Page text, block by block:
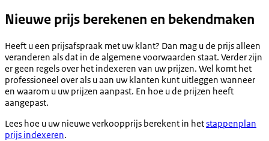
Nieuwe prijs berekenen en bekendmaken
Heeft u een prijsafspraak met uw klant? Dan mag u de prijs alleen
veranderen als dat in de algemene voorwaarden staat. Verder zijn
er geen regels over het indexeren van uw prijzen. Wel komt het
professioneel over als u aan uw klanten kunt uitleggen wanneer
en waarom u uw prijzen aanpast. En hoe u de prijzen heeft
aangepast.
Lees hoe u uw nieuwe verkoopprijs berekent in hetstappenplan
prijs indexeren.